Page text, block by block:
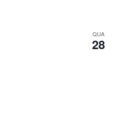
QUA
28